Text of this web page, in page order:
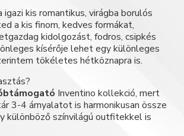
igazi kis romantikus, virágba borulós
a kis finom, kedves formákat,
kidolgozást, fodros, csipkés
kísérője lehet egy különleges
tökéletes hétköznapra is.
Inventino kollekció, mert
3-4 árnyalatot is harmonikusan össze
különböző színvilágú outfitekkel is